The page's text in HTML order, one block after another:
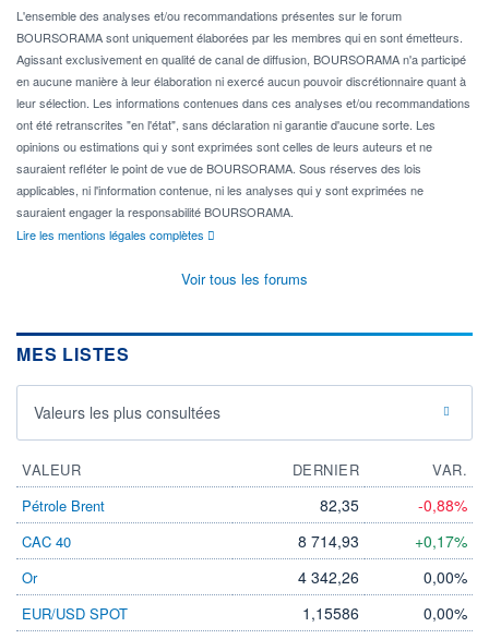
L'ensemble des analyses et/ou recommandations présentes sur le forum
BOURSORAMA sont uniquement élaborées par les membres qui en sont émetteurs.
Agissant exclusivement en qualité de canal de diffusion, BOURSORAMA n'a participé
en aucune manière à leur élaboration ni exercé aucun pouvoir discrétionnaire quant à
leur sélection. Les informations contenues dans ces analyses et/ou recommandations
ont été retranscrites "en l'état", sans déclaration ni garantie d'aucune sorte. Les
opinions ou estimations qui y sont exprimées sont celles de leurs auteurs et ne
sauraient refléter le point de vue de BOURSORAMA. Sous réserves des lois
applicables, ni l'information contenue, ni les analyses qui y sont exprimées ne
sauraient engager la responsabilité BOURSORAMA.
Lire les mentions légales complètes
Voir tous les forums
MES LISTES
Valeurs les plus consultées
VALEUR DERNIER
VAR.
Pétrole Brent
82,35 -0,88%
CAC 40 8 714,93 +0,17%
Or 4 342,26 0,00%
EUR/USD SPOT 1,15586 0,00%